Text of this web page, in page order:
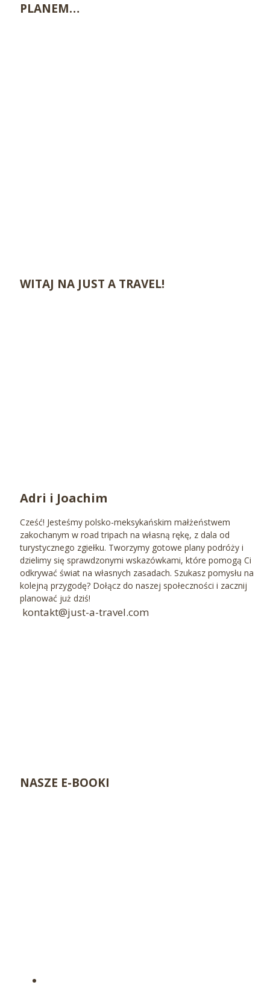
PLANEM…
WITAJ NA JUST A TRAVEL!
Adri i Joachim
Cześć! Jesteśmy polsko-meksykańskim małżeństwem
zakochanym w road tripach na własną rękę, z dala od
turystycznego zgiełku. Tworzymy gotowe plany podróży i
dzielimy się sprawdzonymi wskazówkami, które pomogą Ci
odkrywać świat na własnych zasadach. Szukasz pomysłu na
kolejną przygodę? Dołącz do naszej społeczności i zacznij
planować już dziś!
kontakt@just-a-travel.com
NASZE E-BOOKI